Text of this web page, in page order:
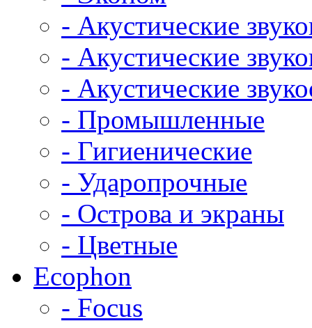
- Акустические
- Акустические
- Акустические
- Промышленные
- Гигиенические
- Ударопрочные
- Острова и экраны
- Цветные
Ecophon
- Focus